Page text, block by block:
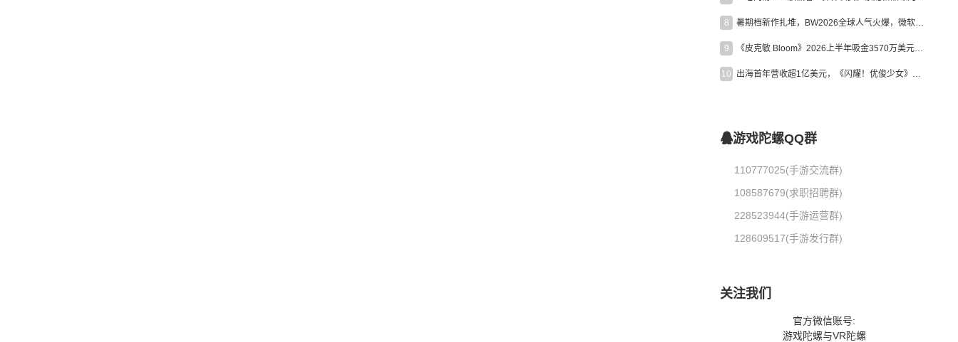
8 暑期档新作扎堆，BW2026全球人气火爆，微软XBOX大裁员|陀螺周报
9 《皮克敏 Bloom》2026上半年吸金3570万美元，中国台湾成最大市场
10 出海首年营收超1亿美元，《闪耀！优俊少女》美国市场占比达七成
游戏陀螺QQ群
110777025(手游交流群)
108587679(求职招聘群)
228523944(手游运营群)
128609517(手游发行群)
关注我们
官方微信账号:
游戏陀螺与VR陀螺